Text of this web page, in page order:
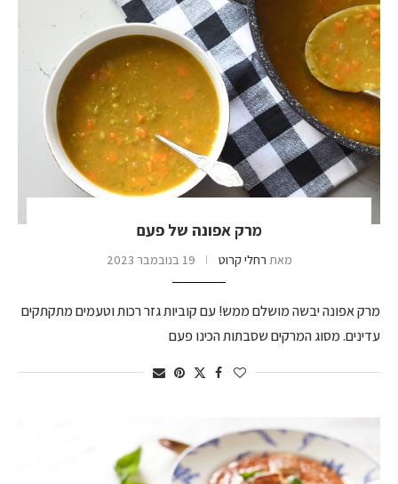
מרק אפונה של פעם
מאת רחלי קרוט 19 בנובמבר 2023
מרק אפונה יבשה מושלם ממש! עם קוביות גזר רכות וטעמים מתקתקים
עדינים. מסוג המרקים שסבתות הכינו פעם